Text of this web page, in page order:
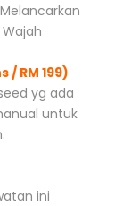
/ RM 199)
yg ada
untuk
ini